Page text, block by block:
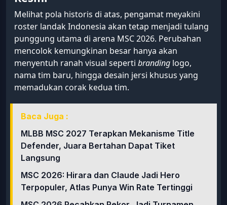
Melihat pola historis di atas, pengamat meyakini
roster landak Indonesia akan tetap menjadi tulang
punggung utama di arena MSC 2026. Perubahan
mencolok kemungkinan besar hanya akan
menyentuh ranah visual seperti branding logo,
nama tim baru, hingga desain jersi khusus yang
memadukan corak kedua tim.
Baca Juga :
MLBB MSC 2027 Terapkan Mekanisme Title
Defender, Juara Bertahan Dapat Tiket
Langsung
MSC 2026: Hirara dan Claude Jadi Hero
Terpopuler, Atlas Punya Win Rate Tertinggi